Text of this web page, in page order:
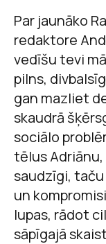
Par jaunāko
redaktore
vedīšu tevi
pilns,
gan mazliet
skaudrā
sociālo
tēlus
saudzīgi,
un
lupas, rādot
sāpīgajā